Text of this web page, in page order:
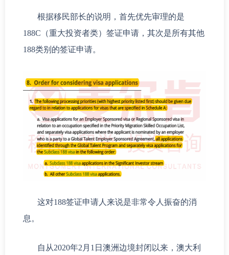
根据移民部长的说明，首先优先审理的是
188C（重大投资者类）签证申请，其次是所有其他
188类别的签证申请。
这对188签证申请人来说是非常令人振奋的消
息。
自从2020年2月1日澳洲边境封闭以来，澳大利